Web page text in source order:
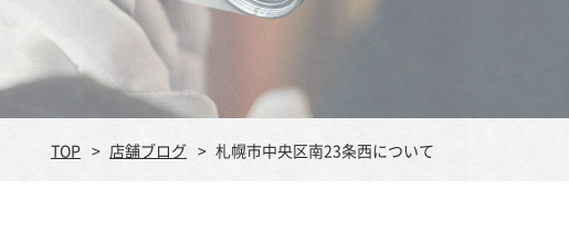
TOP 店舗ブログ 札幌市中央区南23条西について